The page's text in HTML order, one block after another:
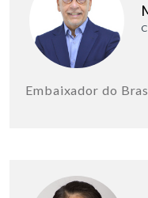
Embaixador do